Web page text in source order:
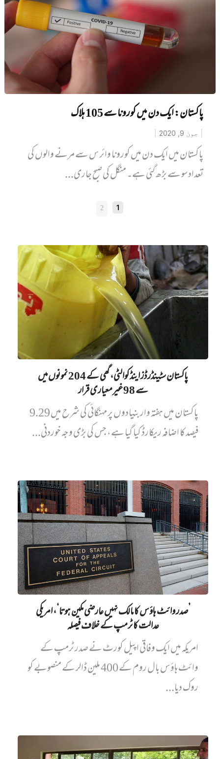
پاکستان: ایک دن میں کورونا سے 105 ہلاک
جون 9, 2020
پاکستان میں ایک دن میں کورونا وائرس سے مرنے والوں کی
تعداد سو سے بڑھ گئی ہے۔ منگل کی صبح جاری...
1
2
پاکستان سٹینڈرڈز اینڈ کوالٹی، گھی کے 204 نمونوں میں‌
سے 98 غیرمعیاری قرار
پاکستان میں ہفتہ وار بنیادوں پر مہنگائی کی شرح میں 9.29
فیصد کا اضافہ ریکارڈ کیا گیا ہے، جس کی بڑی وجہ خوردنی...
’صدر وائٹ ہاؤس کا مالک نہیں‌ عارضی مکین ہوتا‘، امریکی
عدالت کا ٹرمپ کے خلاف فیصلہ
امریکہ میں ایک وفاقی اپیل کورٹ نے صدر ٹرمپ کے
وائٹ ہاؤس بال روم کے 400 ملین ڈالر کے منصوبے کو
روک دیا...